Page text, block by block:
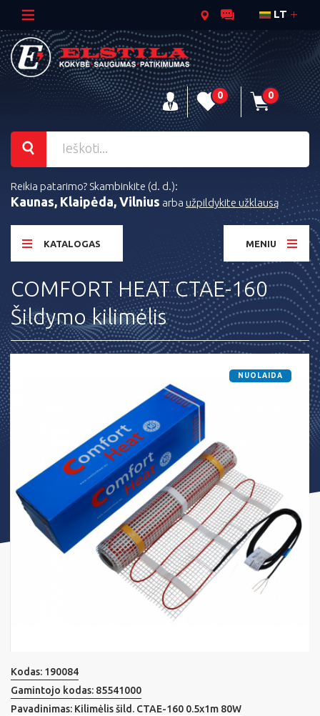
LT
0 0
Reikia patarimo? Skambinkite (d. d.):
Kaunas, Klaipėda, Vilnius arba užpildykite užklausą
KATALOGAS MENIU
COMFORT HEAT CTAE-160
Šildymo kilimėlis
NUOLAIDA
Kodas: 190084
Gamintojo kodas: 85541000
Pavadinimas: Kilimėlis šild. CTAE-160 0.5x1m 80W